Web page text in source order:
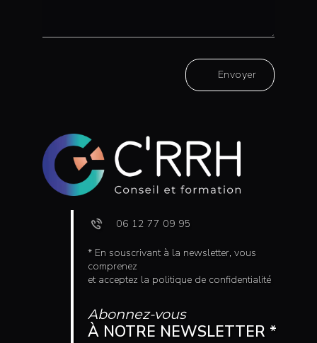
Envoyer
06 12 77 09 95
* En souscrivant à la newsletter, vous
comprenez
et acceptez la politique de confidentialité
Abonnez-vous
À NOTRE NEWSLETTER *